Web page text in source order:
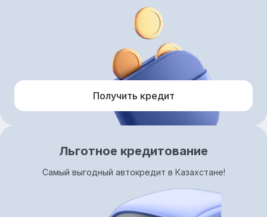
Получить кредит
Льготное кредитование
Самый выгодный автокредит в Казахстане!